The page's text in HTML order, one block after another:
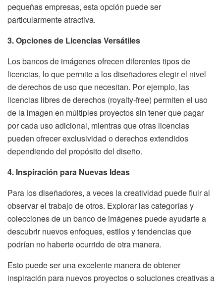
pequeñas empresas, esta opción puede ser
particularmente atractiva.
3. Opciones de Licencias Versátiles
Los bancos de imágenes ofrecen diferentes tipos de
licencias, lo que permite a los diseñadores elegir el nivel
de derechos de uso que necesitan. Por ejemplo, las
licencias libres de derechos (royalty-free) permiten el uso
de la imagen en múltiples proyectos sin tener que pagar
por cada uso adicional, mientras que otras licencias
pueden ofrecer exclusividad o derechos extendidos
dependiendo del propósito del diseño.
4. Inspiración para Nuevas Ideas
Para los diseñadores, a veces la creatividad puede fluir al
observar el trabajo de otros. Explorar las categorías y
colecciones de un banco de imágenes puede ayudarte a
descubrir nuevos enfoques, estilos y tendencias que
podrían no haberte ocurrido de otra manera.
Esto puede ser una excelente manera de obtener
inspiración para nuevos proyectos o soluciones creativas a